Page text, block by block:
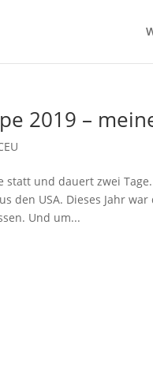
2019 –
statt und dauert zwei
den USA. Dieses Jahr
Und um...